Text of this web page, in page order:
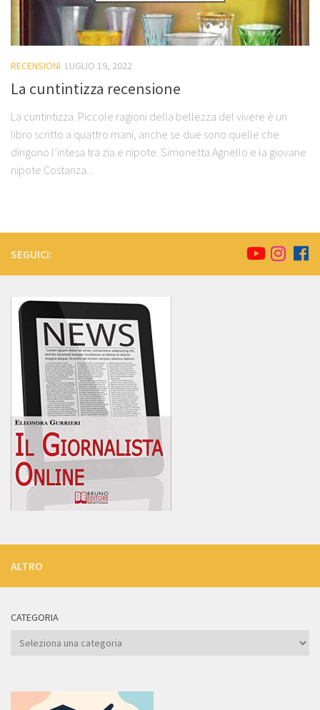
RECENSIONI LUGLIO 19, 2022
La cuntintizza recensione
La cuntintizza. Piccole ragioni della bellezza del vivere è un
libro scritto a quattro mani, anche se due sono quelle che
dirigono l’intesa tra zia e nipote. Simonetta Agnello e la giovane
nipote Costanza...
SEGUICI:
ALTRO
CATEGORIA
Categoria